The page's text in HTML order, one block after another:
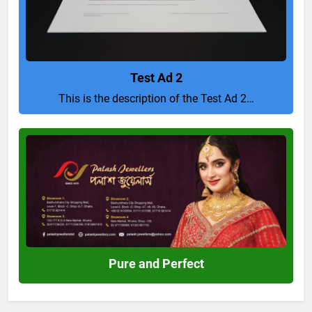
Test Ad 2
This is the description of the Test Ad 2…
Pure and Perfect